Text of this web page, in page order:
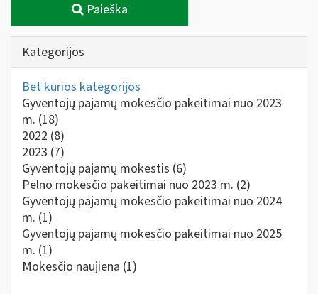
Paieška
Kategorijos
Bet kurios kategorijos
Gyventojų pajamų mokesčio pakeitimai nuo 2023
m. (18)
2022 (8)
2023 (7)
Gyventojų pajamų mokestis (6)
Pelno mokesčio pakeitimai nuo 2023 m. (2)
Gyventojų pajamų mokesčio pakeitimai nuo 2024
m. (1)
Gyventojų pajamų mokesčio pakeitimai nuo 2025
m. (1)
Mokesčio naujiena (1)